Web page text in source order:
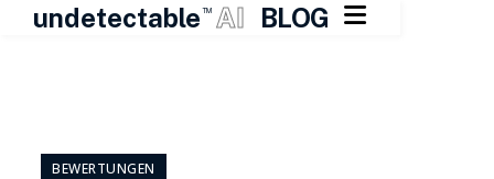
undetectable TM AI BLOG 
springenBEWERTUNGEN